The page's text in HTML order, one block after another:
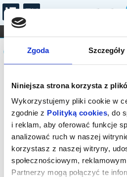
Zgoda Szczegóły
Niniejsza strona korzysta z
Wykorzystujemy pliki cookie w
zgodnie z Polityką cookies, do
i reklam, aby oferować funkcje
analizować ruch w naszej
korzystasz z naszej witryny,
społecznościowym,
Partnerzy mogą połączyć te
FILHARMONIA OPERA I BALET
DLA DZIECI
Komunikat
Sprzedaż biletów on-
została zakończona.